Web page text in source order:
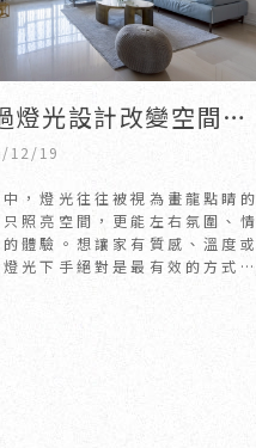
燈光設計改變空間氛
竹室內設計公司｜竹
計公司
12/19
，燈光往往被視為畫龍點睛的
照亮空間，更能左右氛圍、情
體驗。想讓家有質感、溫度或
光下手絕對是最有效的方式之